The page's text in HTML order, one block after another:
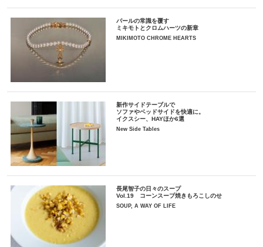
パールの常識を覆す
ミキモトとクロムハーツの新章
MIKIMOTO CHROME HEARTS
新作サイドテーブルで
ソファやベッドサイドを快適に。
イクスシー、HAYほか6選
New Side Tables
長尾智子の日々のスープ
Vol.19 コーンスープ焼きもろこしのせ
SOUP, A WAY OF LIFE